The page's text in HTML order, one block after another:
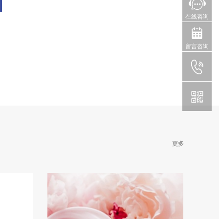
更多
在线咨询
留言咨询